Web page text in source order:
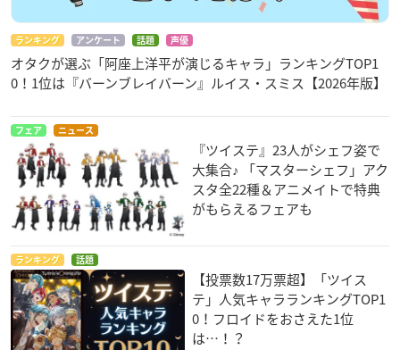
ランキング アンケート 話題 声優
オタクが選ぶ「阿座上洋平が演じるキャラ」ランキングTOP1
0！1位は『バーンブレイバーン』ルイス・スミス【2026年版】
フェア ニュース
『ツイステ』23人がシェフ姿で
大集合♪ 「マスターシェフ」アク
スタ全22種＆アニメイトで特典
がもらえるフェアも
ランキング 話題
【投票数17万票超】「ツイス
テ」人気キャラランキングTOP1
0！フロイドをおさえた1位
は…！？